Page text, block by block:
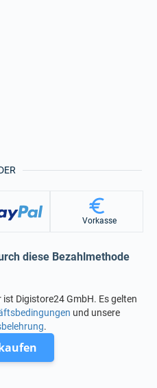
Vorkasse
diese Bezahlmethode
Digistore24 GmbH. Es gelten
und unsere
.